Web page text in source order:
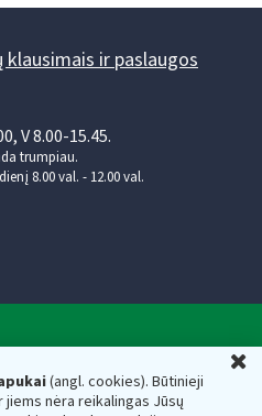
(angl. cookies). Būtinieji
nėra reikalingas Jūsų
ir paslaugos
V 8.00-15.45.
trumpiau.
8.00 val. - 12.00 val.